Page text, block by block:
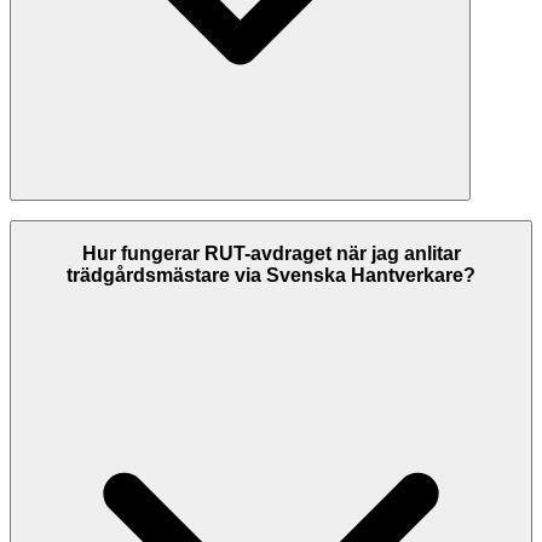
På Svenska Hantverkare listar vi trädgårdsmästare i Kalmar med
kontrollerade kontaktuppgifter, och vi visar betyg hämtade från
Google där de finns. Jämför företagens betyg och tjänster innan du
Hur fungerar RUT-avdraget när jag anlitar
trädgårdsmästare via Svenska Hantverkare?